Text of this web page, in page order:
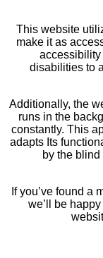
This website
make it as
disabilities to
Additionally, the
runs in the
constantly. This
adapts Its
by the
If you’ve found a
we’ll be